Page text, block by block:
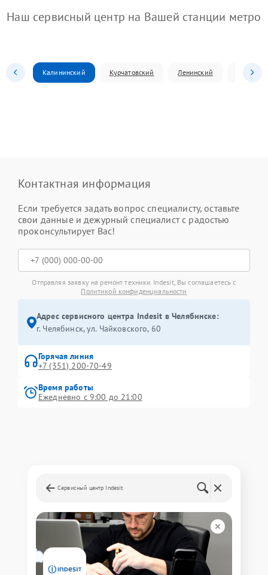
Наш сервисный центр на Вашей станции метро
Калининский Курчатовский Ленинский
Контактная информация
Если требуется задать вопрос специалисту, оставьте
свои данные и дежурный специалист с радостью
проконсультирует Вас!
Отправляя заявку на ремонт техники Indesit, Вы соглашаетесь с
Политикой конфиденциальности
Адрес сервисного центра Indesit в Челябинске:
г. Челябинск, ул. Чайковского, 60
Горячая линия
+7 (351) 200-70-49
Время работы
Ежедневно с 9:00 до 21:00
Сервисный центр Indesit